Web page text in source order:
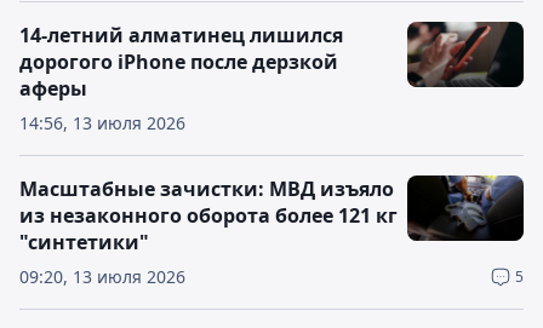
14:56, 13 июля 2026
14-летний алматинец лишился
дорогого iPhone после дерзкой
аферы
09:20, 13 июля 2026 5
Масштабные зачистки: МВД изъяло
из незаконного оборота более 121 кг
"синтетики"